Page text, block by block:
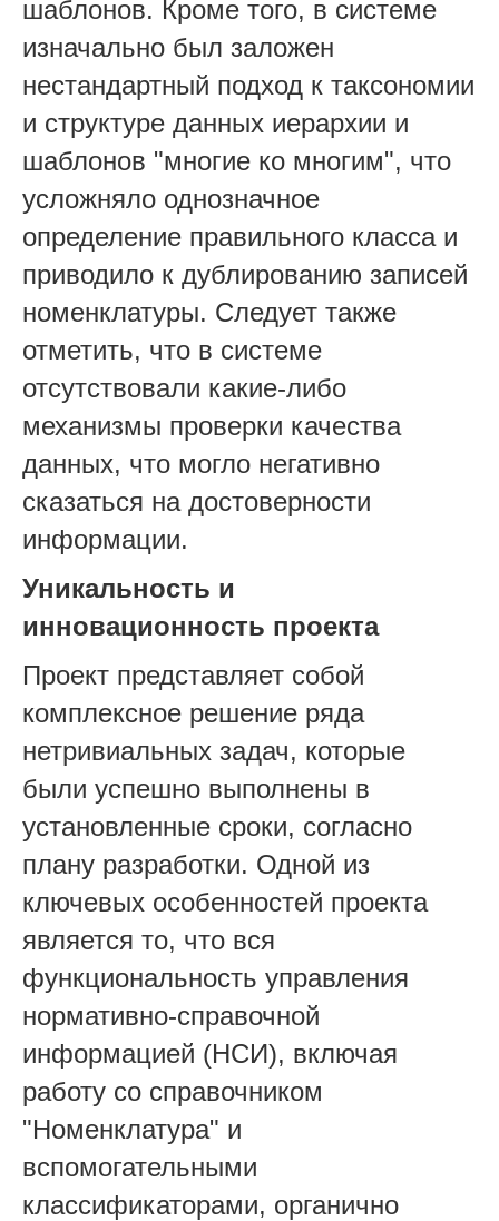
шаблонов. Кроме того, в системе
изначально был заложен
нестандартный подход к таксономии
и структуре данных иерархии и
шаблонов "многие ко многим", что
усложняло однозначное
определение правильного класса и
приводило к дублированию записей
номенклатуры. Следует также
отметить, что в системе
отсутствовали какие-либо
механизмы проверки качества
данных, что могло негативно
сказаться на достоверности
информации.
Уникальность и
инновационность проекта
Проект представляет собой
комплексное решение ряда
нетривиальных задач, которые
были успешно выполнены в
установленные сроки, согласно
плану разработки. Одной из
ключевых особенностей проекта
является то, что вся
функциональность управления
нормативно-справочной
информацией (НСИ), включая
работу со справочником
"Номенклатура" и
вспомогательными
классификаторами, органично